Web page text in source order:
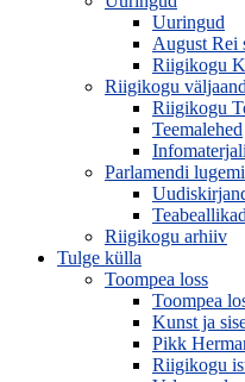
Uuringud
August Rei
Riigikogu
Riigikogu
Riigikogu
Teemalehed
Parlamendi
Teabeallikad
Riigikogu arhiiv
Tulge külla
Toompea loss
Toompea
Kunst ja
Pikk
Riigikogu